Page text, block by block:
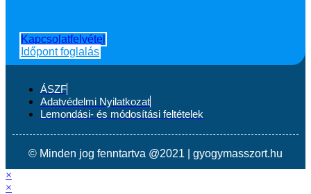
Kapcsolatfelvétel
Időpont foglalás
ÁSZF
Adatvédelmi Nyilatkozat
Lemondási- és módosítási feltételek
© Minden jog fenntartva @2021 | gyogymasszort.hu
×
×